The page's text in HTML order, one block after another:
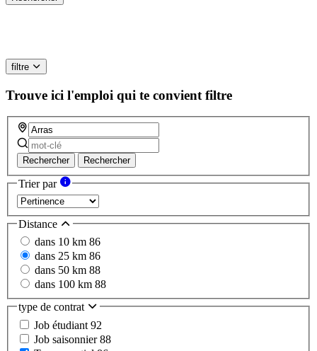
filtre
Trouve ici l'emploi qui te convient filtre
Rechercher Rechercher
Trier par
Distance
dans 10 km 86
dans 25 km 86
dans 50 km 88
dans 100 km 88
type de contrat
Job étudiant 92
Job saisonnier88